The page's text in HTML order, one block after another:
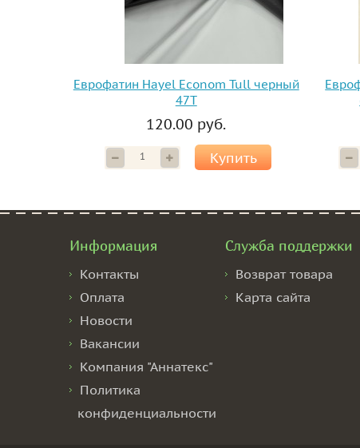
Еврофатин Hayel Econom Tull черный
47T
120.00 руб.
Купить
Информация
Контакты
Оплата
Новости
Вакансии
Компания "Аннатекс"
Политика
конфиденциальности
Служба поддержки
Возврат товара
Карта сайта